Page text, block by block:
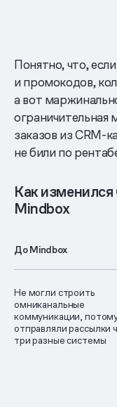
Понятно, что,
и промокодов,
а вот
заказов из CRM-
не били по
Как
Mindbox
До Mindbox
Не могли строить
омниканальные
коммуникации,
отправляли рассылки
три разные системы